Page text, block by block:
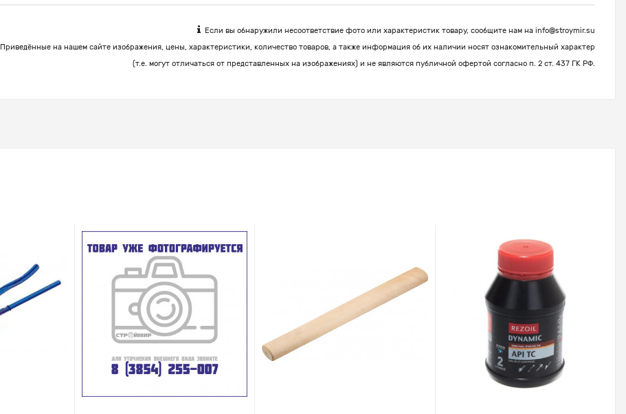
Если вы обнаружили несоответствие фото или характеристик товару, сообщите нам на info@stroymir.su
Приведённые на нашем сайте изображения, цены, характеристики, количество товаров, а также информация об их наличии носят ознакомительный характер
(т.е. могут отличаться от представленных на изображениях) и не являются публичной офертой согласно п. 2 ст. 437 ГК РФ.